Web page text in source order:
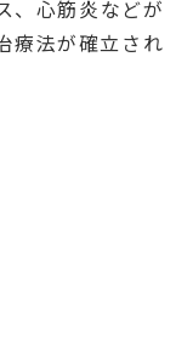
、心筋炎などが
療法が確立され